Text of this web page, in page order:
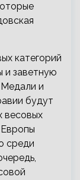
категорий
и заветную
Медали и
будут
весовых
среди